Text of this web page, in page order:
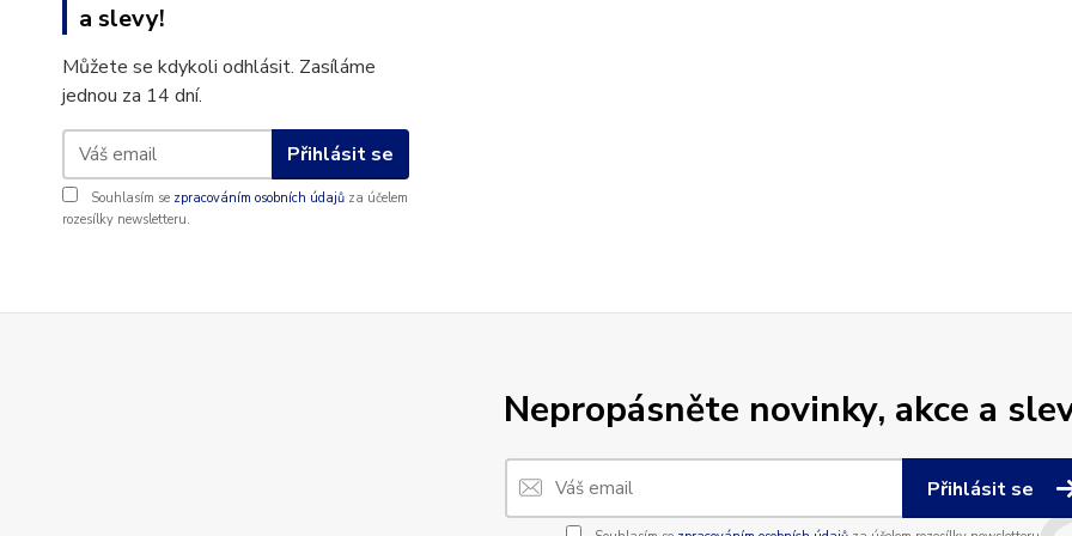
a slevy!
Můžete se kdykoli odhlásit. Zasíláme
jednou za 14 dní.
Přihlásit se
Souhlasím se zpracováním osobních údajů za účelem
rozesílky newsletteru.
Nepropásněte novinky, akce a
Přihlásit se